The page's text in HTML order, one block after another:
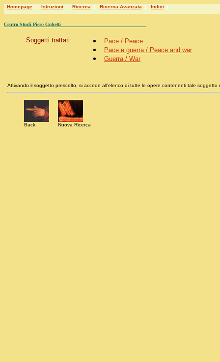
Homepage | Istruzioni | Ricerca | Ricerca Avanzata | Indici |
Centro Studi Piero Gobetti
Soggetti trattati:
Pace / Peace
Pace e guerra / Peace and war
Guerra / War
Attivando il soggetto prescelto, si accede all'elenco di tutte le opere contenenti tale soggetto
Back Nuova Ricerca